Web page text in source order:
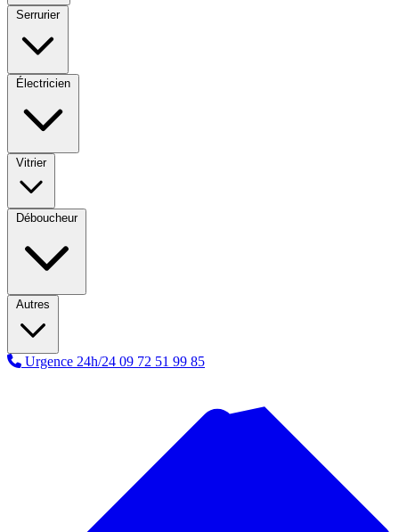
Serrurier
Électricien
Vitrier
Déboucheur
Autres
Urgence 24h/24 09 72 51 99 85